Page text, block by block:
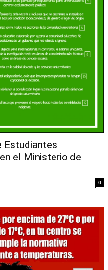
Estudiantes
el Ministerio de
0